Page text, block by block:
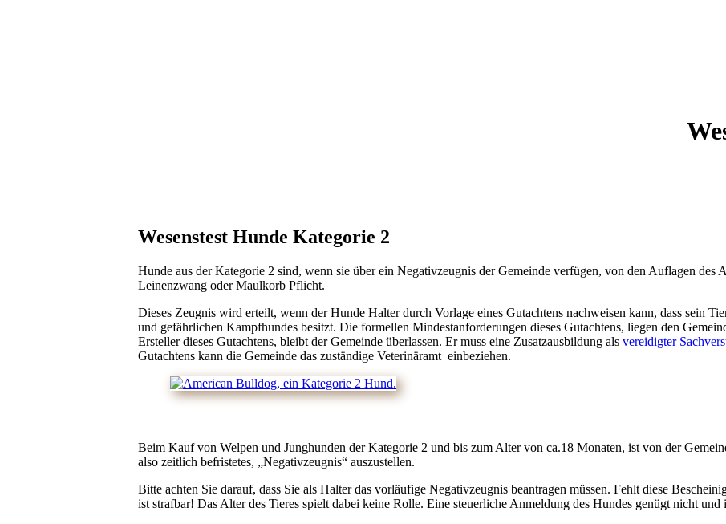
Wesenstest Hunde Kategorie 2
Hunde aus der Kategorie 2 sind, wenn sie über ein Negativzeugnis der Gemeinde verfügen, von den Auflagen
Leinenzwang oder Maulkorb Pflicht.
Dieses Zeugnis wird erteilt, wenn der Hunde Halter durch Vorlage eines Gutachtens nachweisen kann, dass sein
und gefährlichen Kampfhundes besitzt. Die formellen Mindestanforderungen dieses Gutachtens, liegen den
Ersteller dieses Gutachtens, bleibt der Gemeinde überlassen. Er muss eine Zusatzausbildung als vereidigter
Gutachtens kann die Gemeinde das zuständige Veterinäramt einbeziehen.
Beim Kauf von Welpen und Junghunden der Kategorie 2 und bis zum Alter von ca.18 Monaten, ist von der
also zeitlich befristetes, „Negativzeugnis“ auszustellen.
Bitte achten Sie darauf, dass Sie als Halter das vorläufige Negativzeugnis beantragen müssen. Fehlt diese
ist strafbar! Das Alter des Tieres spielt dabei keine Rolle. Eine steuerliche Anmeldung des Hundes genügt nicht und